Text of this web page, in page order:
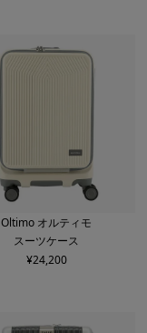
Oltimo オルティモ
スーツケース
¥24,200